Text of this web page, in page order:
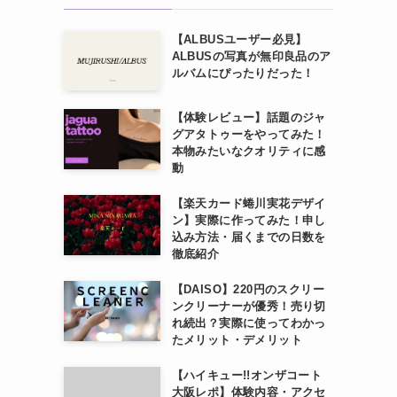
【ALBUSユーザー必見】
ALBUSの写真が無印良品のア
ルバムにぴったりだった！
【体験レビュー】話題のジャ
グアタトゥーをやってみた！
本物みたいなクオリティに感
動
【楽天カード蜷川実花デザイ
ン】実際に作ってみた！申し
込み方法・届くまでの日数を
徹底紹介
【DAISO】220円のスクリー
ンクリーナーが優秀！売り切
れ続出？実際に使ってわかっ
たメリット・デメリット
【ハイキュー!!オンザコート
大阪レポ】体験内容・アクセ